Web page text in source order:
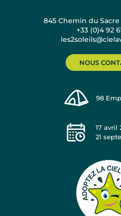
845 Chemin du Sacre
+33 (0)4 92
NOUS
98
17 avril
21